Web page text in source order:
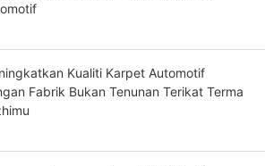
Kualiti Karpet Automotif
Fabrik Bukan Tenunan Terikat Terma